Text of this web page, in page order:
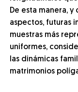
De esta manera,
aspectos, futuras
muestras más
uniformes,
las dinámicas
matrimonios